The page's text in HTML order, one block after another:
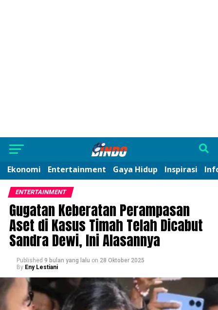
Ekonomi Entertainment Gaya Hidup Inspirasi
ENTERTAINMENT
Gugatan Keberatan Perampasan
Aset di Kasus Timah Telah Dicabut
Sandra Dewi, Ini Alasannya
Published 9 bulan yang lalu on 28 Oktober 2025
By Eny Lestiani